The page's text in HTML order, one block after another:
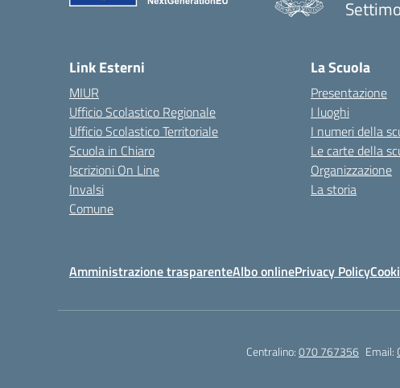
Link Esterni
MIUR
Ufficio Scolastico Regionale
Ufficio Scolastico Territoriale
Scuola in Chiaro
Iscrizioni On Line
Invalsi
Comune
La Scuola
Presentazione
I luoghi
I numeri della
Le carte della
Organizzazione
La storia
Amministrazione trasparenteAlbo onlinePrivacy Policy
Centralino:070 767356 Email: